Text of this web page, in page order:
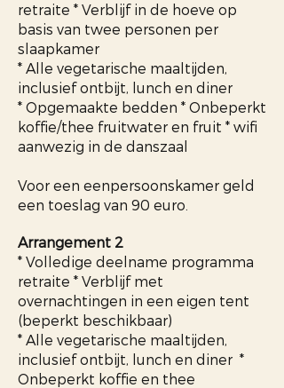
retraite * Verblijf in de hoeve op
basis van twee personen per
slaapkamer
* Alle vegetarische maaltijden,
inclusief ontbijt, lunch en diner
* Opgemaakte bedden * Onbeperkt
koffie/thee fruitwater en fruit * wifi
aanwezig in de danszaal
Voor een eenpersoonskamer geld
een toeslag van 90 euro.
Arrangement 2
* Volledige deelname programma
retraite * Verblijf met
overnachtingen in een eigen tent
(beperkt beschikbaar)
* Alle vegetarische maaltijden,
inclusief ontbijt, lunch en diner *
Onbeperkt koffie en thee